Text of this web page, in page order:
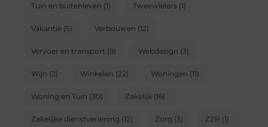
Tuin en buitenleven (1) Tweewielers(1)
Vakantie(5) Verbouwen (12)
Vervoer en transport (9) Webdesign (3)
Wijn (2) Winkelen (22) Woningen (11)
Woning en Tuin (30) Zakelijk (16)
Zakelijke dienstverlening (12) Zorg (3) ZZP (1)